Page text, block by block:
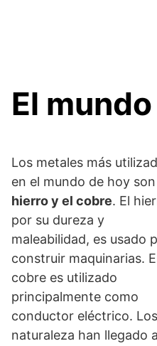
El
Los metales más
en el mundo de hoy son
hierro y el cobre. El
por su dureza y
maleabilidad, es usado
construir maquinarias.
cobre es utilizado
principalmente como
conductor eléctrico.
naturaleza han llegado